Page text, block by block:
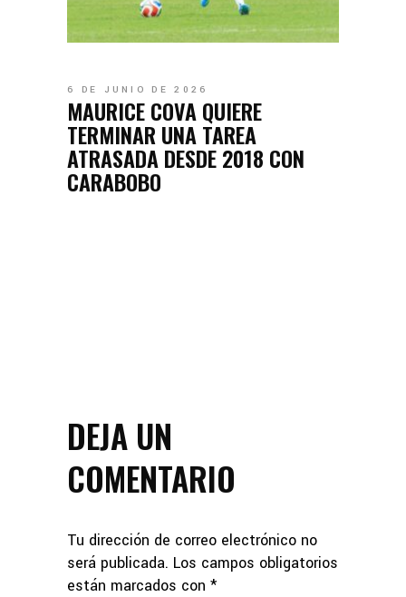
6 DE JUNIO DE 2026
MAURICE COVA QUIERE
TERMINAR UNA TAREA
ATRASADA DESDE 2018 CON
CARABOBO
DEJA UN
COMENTARIO
Tu dirección de correo electrónico no
será publicada. Los campos obligatorios
están marcados con *